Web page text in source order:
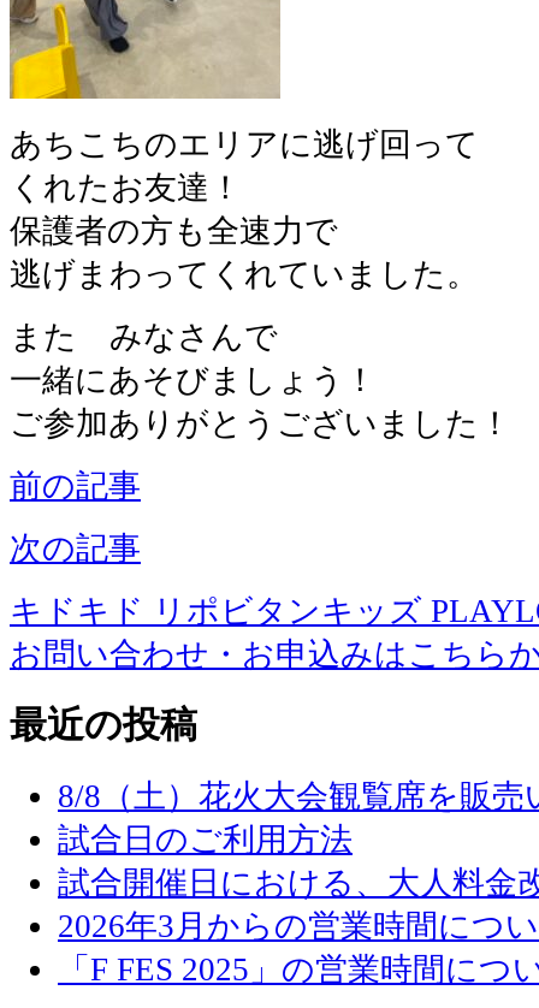
あちこちのエリアに逃げ回って
くれたお友達！
保護者の方も全速力で
逃げまわってくれていました。
また みなさんで
一緒にあそびましょう！
ご参加ありがとうございました！
前の記事
次の記事
キドキド リポビタンキッズ
お問い合わせ・お申込みはこちら
最近の投稿
8/8（土）花火大会観覧席を販
試合日のご利用方法
試合開催日における、大人料金
2026年3月からの営業時間につ
「F FES 2025」の営業時間につ